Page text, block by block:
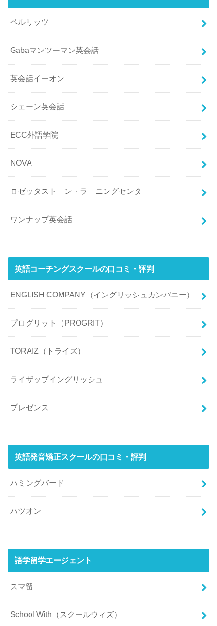
ベルリッツ
Gabaマンツーマン英会話
英会話イーオン
シェーン英会話
ECC外語学院
NOVA
ロゼッタストーン・ラーニングセンター
ワンナップ英会話
英語コーチングスクールの口コミ・評判
ENGLISH COMPANY（イングリッシュカンパニー）
プログリット（PROGRIT）
TORAIZ（トライズ）
ライザップイングリッシュ
プレゼンス
英語発音矯正スクールの口コミ・評判
ハミングバード
ハツオン
語学留学エージェント
スマ留
School With（スクールウィズ）